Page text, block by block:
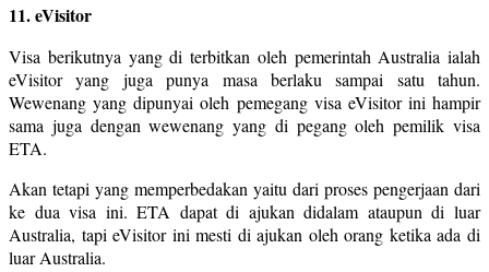
11. eVisitor
Visa berikutnya yang di terbitkan oleh pemerintah Australia ialah
eVisitor yang juga punya masa berlaku sampai satu tahun.
Wewenang yang dipunyai oleh pemegang visa eVisitor ini hampir
sama juga dengan wewenang yang di pegang oleh pemilik visa
ETA.
Akan tetapi yang memperbedakan yaitu dari proses pengerjaan dari
ke dua visa ini. ETA dapat di ajukan didalam ataupun di luar
Australia, tapi eVisitor ini mesti di ajukan oleh orang ketika ada di
luar Australia.